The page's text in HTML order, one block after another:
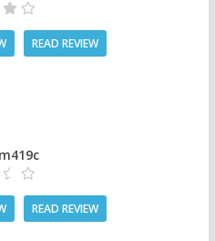
READ REVIEW
READ REVIEW